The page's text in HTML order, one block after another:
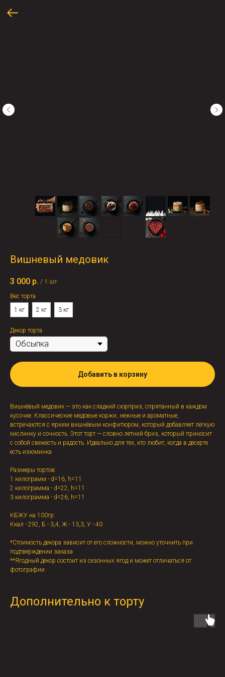
Вишневый медовик
3 000 р. / 1 шт
Вес торта
1 кг
2 кг 3 кг
Декор торта
Добавить в корзину
Вишнёвый медовик — это как сладкий сюрприз, спрятанный в каждом
кусочке. Классические медовые коржи, нежные и ароматные,
встречаются с ярким вишнёвым конфитюром, который добавляет лёгкую
кислинку и сочность. Этот торт — словно летний бриз, который приносит
с собой свежесть и радость. Идеально для тех, кто любит, когда в десерте
есть изюминка
Размеры тортов:
1 килограмм - d=16, h=11
2 килограмма - d=22, h=11
3 килограмма - d=26, h=11
КБЖУ на 100гр:
Ккал - 292, Б - 3,4, Ж - 13,3, У - 40
*Стоимость декора зависит от его сложности, можно уточнить при
подтверждении заказа
**Ягодный декор состоит из сезонных ягод и может отличаться от
фотографии
Дополнительно к торту